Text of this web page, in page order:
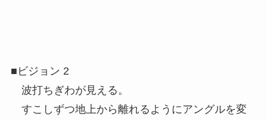
■ビジョン 2
波打ちぎわが見える。
すこしずつ地上から離れるようにアングルを変